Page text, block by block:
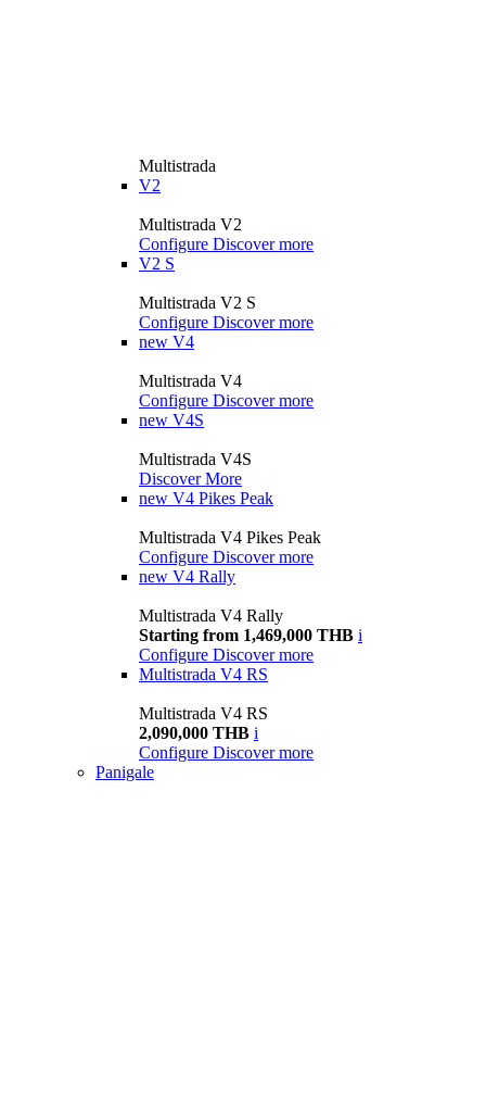
Multistrada
V2
Multistrada V2
Configure Discover more
V2 S
Multistrada V2 S
Configure Discover more
new V4
Multistrada V4
Configure Discover more
new V4S
Multistrada V4S
Discover More
new V4 Pikes Peak
Multistrada V4 Pikes Peak
Configure Discover more
new V4 Rally
Multistrada V4 Rally
Starting from 1,469,000 THB i
Configure Discover more
Multistrada V4 RS
Multistrada V4 RS
2,090,000 THB i
Configure Discover more
Panigale